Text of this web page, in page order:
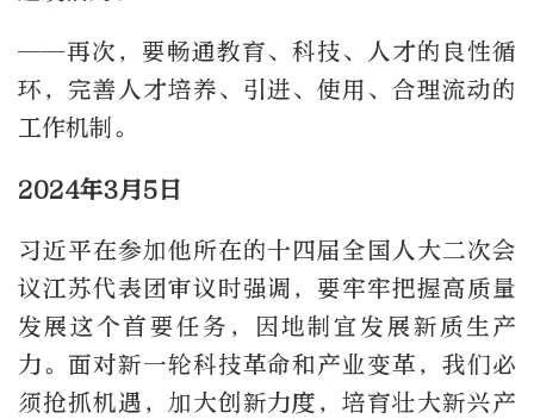
——再次，要畅通教育、科技、人才的良性循
环，完善人才培养、引进、使用、合理流动的
工作机制。
2024年3月5日
习近平在参加他所在的十四届全国人大二次会
议江苏代表团审议时强调，要牢牢把握高质量
发展这个首要任务，因地制宜发展新质生产
力。面对新一轮科技革命和产业变革，我们必
须抢抓机遇，加大创新力度，培育壮大新兴产